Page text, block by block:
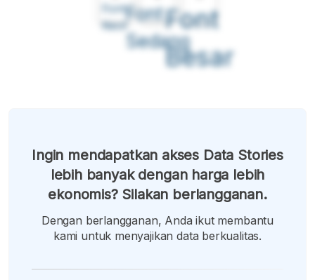
Font
Kecil
Font
Sedang
Font
Besar
Ingin mendapatkan akses Data Stories
lebih banyak dengan harga lebih
ekonomis? Silakan berlangganan.
Dengan berlangganan, Anda ikut membantu
kami untuk menyajikan data berkualitas.